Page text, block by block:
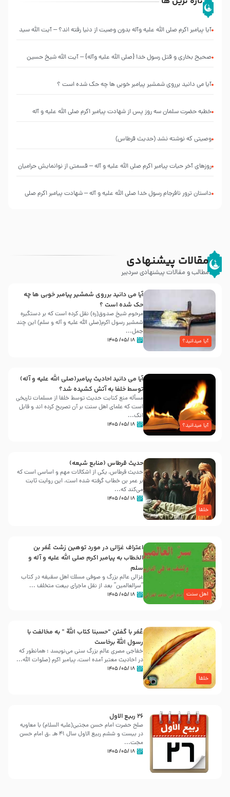
آیا پیامبر اکرم صلی الله علیه وآله بدون وصیت از دنیا رفته ‌اند؟ – آیت الله سید
صحیح بخاری و قتل رسول‌ خدا {صلی ‌الله علیه‌ وآله} – آیت الله شیخ حسین
آیا می دانید برروی شمشیر پیامبر خوبی ها چه حک شده است ؟
خطبه حضرت سلمان سه روز پس از شهادت پیامبر اکرم صلی الله علیه و آله
وصیتی که نوشته نشد (حدیث قرطاس)
روزهای آخر حیات پیامبر اکرم صلی الله علیه و آله – قسمتی از نوانمایش حرامیان
‌‌‌‌‌‌‌داستان ترور نافرجام رسول خدا صلی الله علیه و آله – شهادت پیامبر اکرم صلی
مقالات پیشنهادی
مطالب و مقالات پیشنهادی سردبیر
آیا میدانید؟
آیا می دانید برروی شمشیر پیامبر خوبی ها چه
حک شده است ؟
مرحوم شیخ صدوق(ره) نقل کرده است که بر دستگیره
شمشیر رسول اکرم(صلی الله علیه و آله و سلم) این چند
جمل...
۱۸ /۰۵/ ۱۴۰۵
آیا میدانید؟
آیا می دانید احادیث پیامبر(صلی الله علیه و آله)
توسط خلفا به آتش کشیده شد؟
مسأله منع کتابت حدیث توسط خلفا از مسلمات تاریخی
است که علمای اهل سنت بر آن تصریح کرده اند و قابل
انک...
۱۸ /۰۵/ ۱۴۰۵
خلفا
حدیث قرطاس (منابع شیعه)
حدیث قرطاس، یکی از اشکالات مهم و اساسی است که
بر عمر بن خطاب گرفته شده است، این روایت ثابت
می‌کند که...
۱۸ /۰۵/ ۱۴۰۵
اهل سنت
اعتراف غزالی در مورد توهین زشت عُمَر بن
الخطاب به پیامبر اکرم صلی الله علیه و آله و
سلم
غزالی عالم بزرگ و صوفی مسلك اهل سقيفه در کتاب
“سرالعالمین” بعد از نقل ماجرای بیعت متخلف ...
۱۸ /۰۵/ ۱۴۰۵
خلفا
عُمَر با گفتن “حسبنا كتاب اللّه ” به مخالفت با
رسول اللّه برخاست
خفاجی مصری عالم بزرگ سنی می‌نویسد : همانطور که
در احادیث معتبر آمده است، پیامبر اکرم (صلوات اللّه...
۱۸ /۰۵/ ۱۴۰۵
26 ربيع الاول
صلح حضرت امام حسن مجتبی(علیه السلام) با معاویه
در بیست و ششم ربیع الاول سال 41 هـ .ق امام حسن
مجت...
۱۸ /۰۵/ ۱۴۰۵